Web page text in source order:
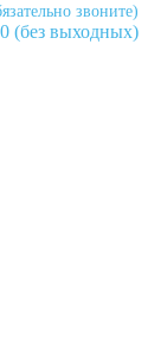
звоните)
(без выходных)